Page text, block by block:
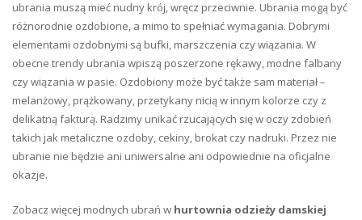
ubrania muszą mieć nudny krój, wręcz przeciwnie. Ubrania mogą być
różnorodnie ozdobione, a mimo to spełniać wymagania. Dobrymi
elementami ozdobnymi są bufki, marszczenia czy wiązania. W
obecne trendy ubrania wpiszą poszerzone rękawy, modne falbany
czy wiązania w pasie. Ozdobiony może być także sam materiał –
melanżowy, prążkowany, przetykany nicią w innym kolorze czy z
delikatną fakturą. Radzimy unikać rzucających się w oczy zdobień
takich jak metaliczne ozdoby, cekiny, brokat czy nadruki. Przez nie
ubranie nie będzie ani uniwersalne ani odpowiednie na oficjalne
okazje.
Zobacz więcej modnych ubrań w hurtownia odzieży damskiej